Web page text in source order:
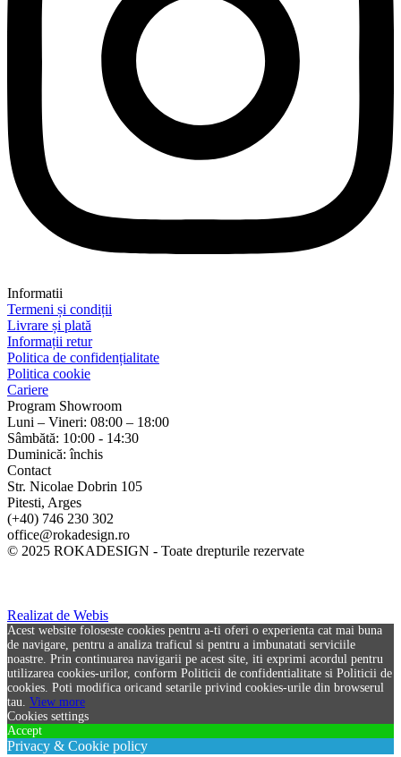
Informatii
Termeni și condiții
Livrare și plată
Informații retur
Politica de confidențialitate
Politica cookie
Cariere
Program Showroom
Luni – Vineri: 08:00 – 18:00
Sâmbătă: 10:00 - 14:30
Duminică: închis
Contact
Str. Nicolae Dobrin 105
Pitesti, Arges
(+40) 746 230 302
office@rokadesign.ro
© 2025 ROKADESIGN - Toate drepturile rezervate
Realizat de Webis
Acest website foloseste cookies pentru a-ti oferi o experienta cat mai buna
de navigare, pentru a analiza traficul si pentru a imbunatati serviciile
noastre. Prin continuarea navigarii pe acest site, iti exprimi acordul pentru
utilizarea cookies-urilor, conform Politicii de confidentialitate si Politicii de
cookies. Poti modifica oricand setarile privind cookies-urile din browserul
tau. View more
Cookies settings
Accept
Privacy & Cookie policy